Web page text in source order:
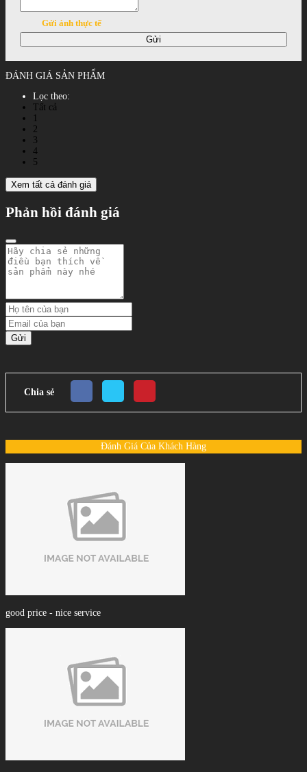
Gửi ảnh thực tế
Gửi
ĐÁNH GIÁ SẢN PHẨM
Lọc theo:
Tất cả
2
3
4
5
Xem tất cả đánh giá
Phản hồi đánh giá
Gửi
Chia sẻ
Đánh Giá Của Khách Hàng
good price - nice service